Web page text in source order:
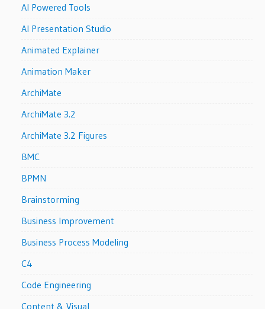
AI Powered Tools
AI Presentation Studio
Animated Explainer
Animation Maker
ArchiMate
ArchiMate 3.2
ArchiMate 3.2 Figures
BMC
BPMN
Brainstorming
Business Improvement
Business Process Modeling
C4
Code Engineering
Content & Visual